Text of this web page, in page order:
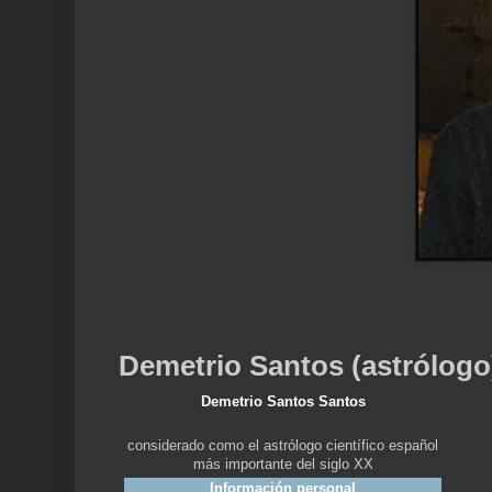
Demetrio Santos
Demetrio Santos Santos
considerado como el astrólogo científico español
más importante del siglo XX
Información personal